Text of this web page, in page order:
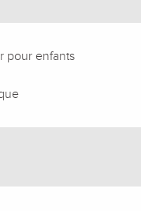
pour enfants